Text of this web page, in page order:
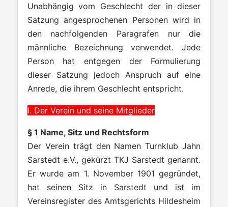
Unabhängig vom Geschlecht der in dieser
Satzung angesprochenen Personen wird in
den nachfolgenden Paragrafen nur die
männliche Bezeichnung verwendet. Jede
Person hat entgegen der Formulierung
dieser Satzung jedoch Anspruch auf eine
Anrede, die ihrem Geschlecht entspricht.
I. Der Verein und seine Mitglieder
§ 1 Name, Sitz und Rechtsform
Der Verein trägt den Namen Turnklub Jahn
Sarstedt e.V., gekürzt TKJ Sarstedt genannt.
Er wurde am 1. November 1901 gegründet,
hat seinen Sitz in Sarstedt und ist im
Vereinsregister des Amtsgerichts Hildesheim